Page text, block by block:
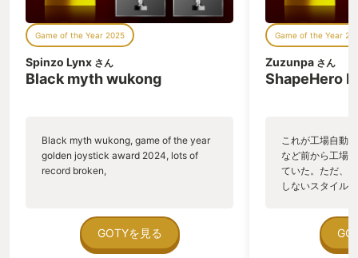
けじゃないですか。「あ、こいつ悪役だ
な」と誰もが思う。それでラスボスもち
ゃんとこのルイなんです。そうこの話、
地が生まれてきても、やっぱり最後まで
過激な思想を持った暴君なわけです。そ
以来のプレスアイコンシステムだったの
で、それは結構楽しめた。あと、ラスボ
スがやたら強かった…近年のゲームの中
ンダマイザは強いです。バフよりデバフ
なんじゃい！スナイパーの破砕撃ちもお
手軽高火力で大好き。初見はジンテーゼ
ルは体験型アト
ら、人間形態と
簡単だったり、
とは、あなたが
きることを考え
今すぐ買い、PC
り次第即座に予
Game of the Year 2025
Spinzo Lynx さん
Black myth wukong
Black myth wukong, game of the year
golden joystick award 2024, lots of
record broken,
GOTYを見る
Game of the Year
Zuzunpa さん
ShapeHero
これが工場自動
など前から工場
ていた。ただ、
しないスタイル
ていた。 ただ
在を知ってから
う。気になる。